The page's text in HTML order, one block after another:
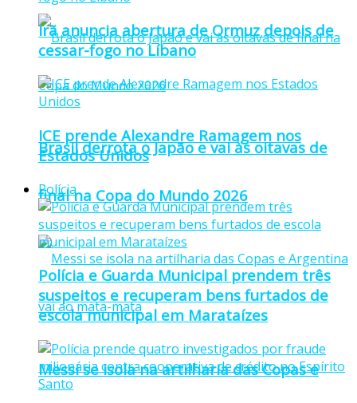
Brasil derrota o Japão e vai às oitavas de
final na Copa do Mundo 2026
Messi se isola na artilharia das Copas e
Irã anuncia abertura de Ormuz depois de
cessar-fogo no Líbano
ICE prende Alexandre Ramagem nos
Estados Unidos
Polícia
Polícia e Guarda Municipal prendem três
suspeitos e recuperam bens furtados de
escola municipal em Marataízes